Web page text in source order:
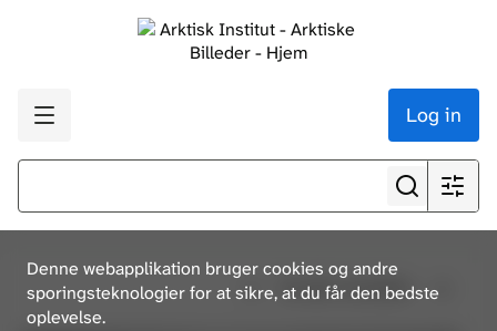
Log in
Denne webapplikation bruger cookies og andre
sporingsteknologier for at sikre, at du får den bedste
oplevelse.
Se alle resultater